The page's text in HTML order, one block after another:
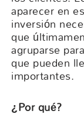
aparecer en
inversión
que
agruparse
que pueden
importantes.
¿Por qué?